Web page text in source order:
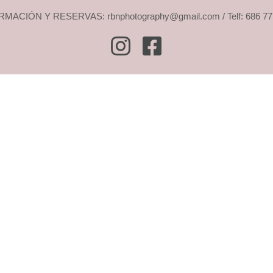
Y RESERVAS: rbnphotography@gmail.com / Telf: 686
Instagram